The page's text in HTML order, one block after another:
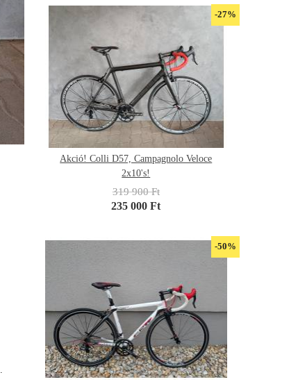
-27%
Akció! Colli D57, Campagnolo Veloce
2x10's!
319 900 Ft
235 000 Ft
-50%